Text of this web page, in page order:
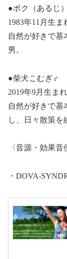
●ボク（あるじ）
1983年11月生
自然が好きで基
男。
●柴犬こむぎ♂
2019年9月生まれ
自然が好きで基
し、日々散策を
〈音源・効果音
・DOVA-